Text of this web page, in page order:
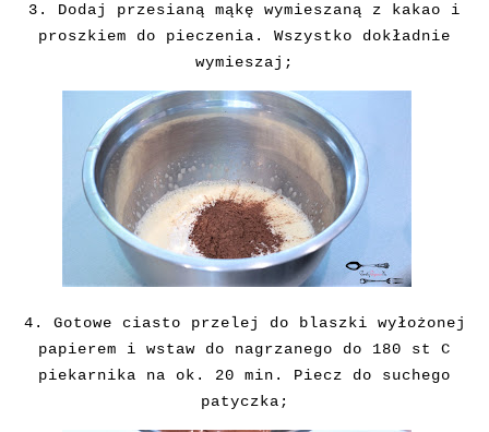
3. Dodaj przesianą mąkę wymieszaną z kakao i
proszkiem do pieczenia. Wszystko dokładnie
wymieszaj;
4. Gotowe ciasto przelej do blaszki wyłożonej
papierem i wstaw do nagrzanego do 180 st C
piekarnika na ok. 20 min. Piecz do suchego
patyczka;